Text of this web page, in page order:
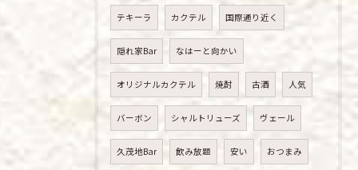
テキーラ カクテル 国際通り近く
隠れ家Bar なはーと向かい
オリジナルカクテル 焼酎 古酒 人気
バーボン シャルトリューズ ヴェール
久茂地Bar 飲み放題 安い おつまみ